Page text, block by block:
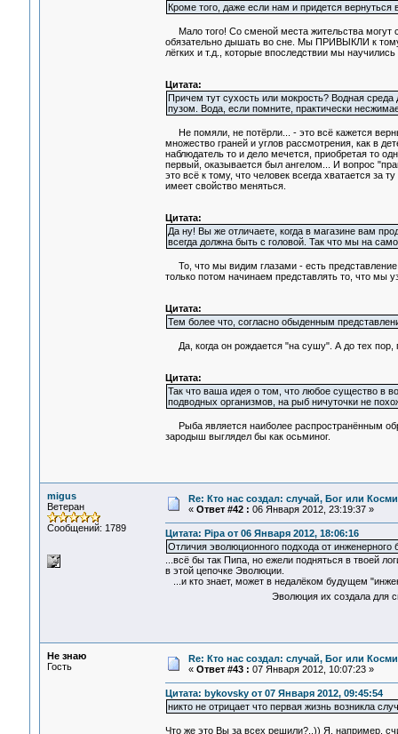
Кроме того, даже если нам и придется
Мало того! Со сменой места жительства могут
обязательно дышать во сне. Мы ПРИВЫКЛИ к тому,
лёгких и т.д., которые впоследствии мы научились
Цитата:
Причем тут сухость или мокрость? Водная
пузом. Вода, если помните, практически
Не помяли, не потёрли... - это всё кажется
множество граней и углов рассмотрения, как в
наблюдатель то и дело мечется, приобретая то
первый, оказывается был ангелом... И вопрос
это всё к тому, что человек всегда хватается за
имеет свойство меняться.
Цитата:
Да ну! Вы же отличаете, когда в магазине вам
всегда должна быть с головой. Так что мы на
То, что мы видим глазами - есть
только потом начинаем представлять то, что мы
Цитата:
Тем более что, согласно обыденным
Да, когда он рождается "на сушу". А до тех пор,
Цитата:
Так что ваша идея о том, что любое существо в
подводных организмов, на рыб ничуточки не
Рыба является наиболее распространённым
зародыш выглядел бы как осьминог.
migus
Ветеран
Сообщений: 1789
Re: Кто нас создал: случай, Бог или
« Ответ #42 : 06 Января 2012, 23:19:37 »
Цитата: Pipa от 06 Января 2012, 18:06:16
Отличия эволюционного подхода от инженерного
...всё бы так Пипа, но ежели подняться в твоей
в этой цепочке Эволюции.
...и кто знает, может в недалёком будущем
Эволюция их создала для своей
Не знаю
Гость
Re: Кто нас создал: случай, Бог или
« Ответ #43 : 07 Января 2012, 10:07:23 »
Цитата: bykovsky от 07 Января 2012, 09:45:54
никто не отрицает что первая жизнь возникла
Что же это Вы за всех решили?..)) Я, например,